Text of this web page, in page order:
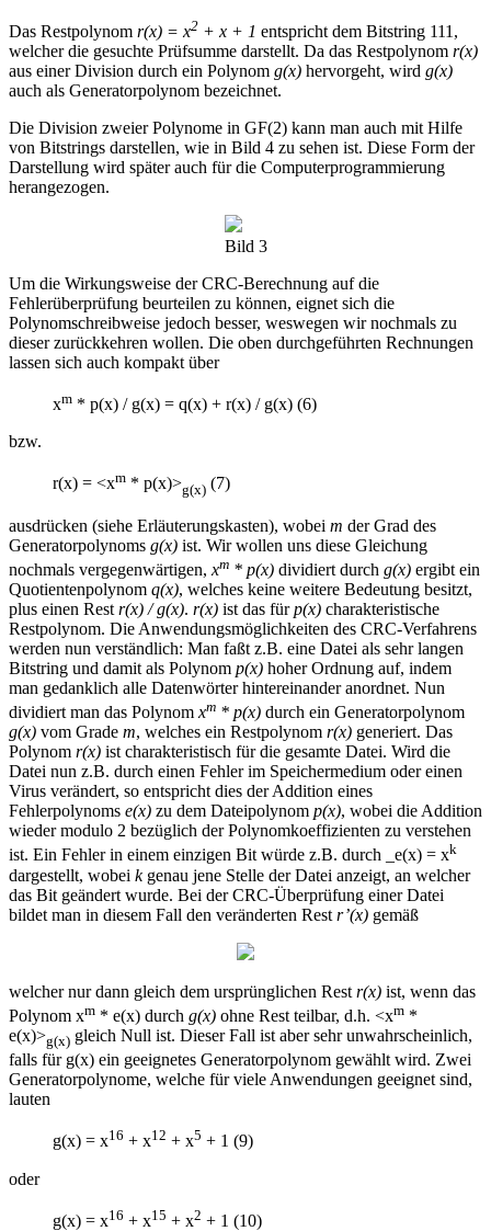
Das Restpolynom r(x) = x2 + x + 1 entspricht dem Bitstring 111,
welcher die gesuchte Prüfsumme darstellt. Da das Restpolynom r(x)
aus einer Division durch ein Polynom g(x) hervorgeht, wird g(x)
auch als Generatorpolynom bezeichnet.
Die Division zweier Polynome in GF(2) kann man auch mit Hilfe
von Bitstrings darstellen, wie in Bild 4 zu sehen ist. Diese Form der
Darstellung wird später auch für die Computerprogrammierung
herangezogen.
Bild 3
Um die Wirkungsweise der CRC-Berechnung auf die
Fehlerüberprüfung beurteilen zu können, eignet sich die
Polynomschreibweise jedoch besser, weswegen wir nochmals zu
dieser zurückkehren wollen. Die oben durchgeführten Rechnungen
lassen sich auch kompakt über
xm * p(x) / g(x) = q(x) + r(x) / g(x) (6)
bzw.
r(x) = <xm * p(x)>g(x) (7)
ausdrücken (siehe Erläuterungskasten), wobei m der Grad des
Generatorpolynoms g(x) ist. Wir wollen uns diese Gleichung
nochmals vergegenwärtigen, xm * p(x) dividiert durch g(x) ergibt ein
Quotientenpolynom q(x), welches keine weitere Bedeutung besitzt,
plus einen Rest r(x) / g(x). r(x) ist das fürp(x) charakteristische
Restpolynom. Die Anwendungsmöglichkeiten des CRC-Verfahrens
werden nun verständlich: Man faßt z.B. eine Datei als sehr langen
Bitstring und damit als Polynom p(x) hoher Ordnung auf, indem
man gedanklich alle Datenwörter hintereinander anordnet. Nun
dividiert man das Polynom xm * p(x) durch ein Generatorpolynom
g(x) vom Grade m, welches ein Restpolynom r(x) generiert. Das
Polynom r(x) ist charakteristisch für die gesamte Datei. Wird die
Datei nun z.B. durch einen Fehler im Speichermedium oder einen
Virus verändert, so entspricht dies der Addition eines
Fehlerpolynoms e(x) zu dem Dateipolynom p(x), wobei die Addition
wieder modulo 2 bezüglich der Polynomkoeffizienten zu verstehen
ist. Ein Fehler in einem einzigen Bit würde z.B. durch _e(x) = xk
dargestellt, wobei kgenau jene Stelle der Datei anzeigt, an welcher
das Bit geändert wurde. Bei der CRC-Überprüfung einer Datei
bildet man in diesem Fall den veränderten Rest r’(x) gemäß
welcher nur dann gleich dem ursprünglichen Rest r(x) ist, wenn das
Polynom xm * e(x) durch g(x) ohne Rest teilbar, d.h. <xm *
e(x)>g(x) gleich Null ist. Dieser Fall ist aber sehr unwahrscheinlich,
falls für g(x) ein geeignetes Generatorpolynom gewählt wird. Zwei
Generatorpolynome, welche für viele Anwendungen geeignet sind,
lauten
g(x) = x16 + x12 + x5 + 1 (9)
oder
g(x) = x16 + x15 + x2 + 1 (10)